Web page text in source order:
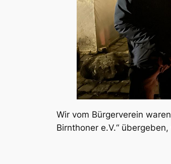
Wir vom Bürgerverein
Birnthoner e.V.“